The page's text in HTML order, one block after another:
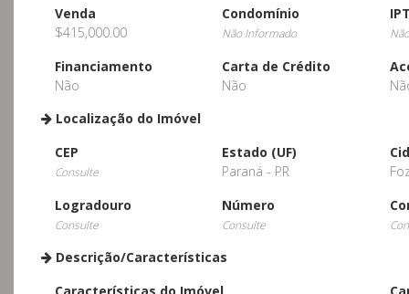
Venda
$415,000.00
Condomínio
Não Informado
Financiamento
Não
Carta de Crédito
Não
Localização do Imóvel
CEP
Consulte
Estado (UF)
Paraná - PR
Logradouro
Consulte
Número
Consulte
Descrição/Características